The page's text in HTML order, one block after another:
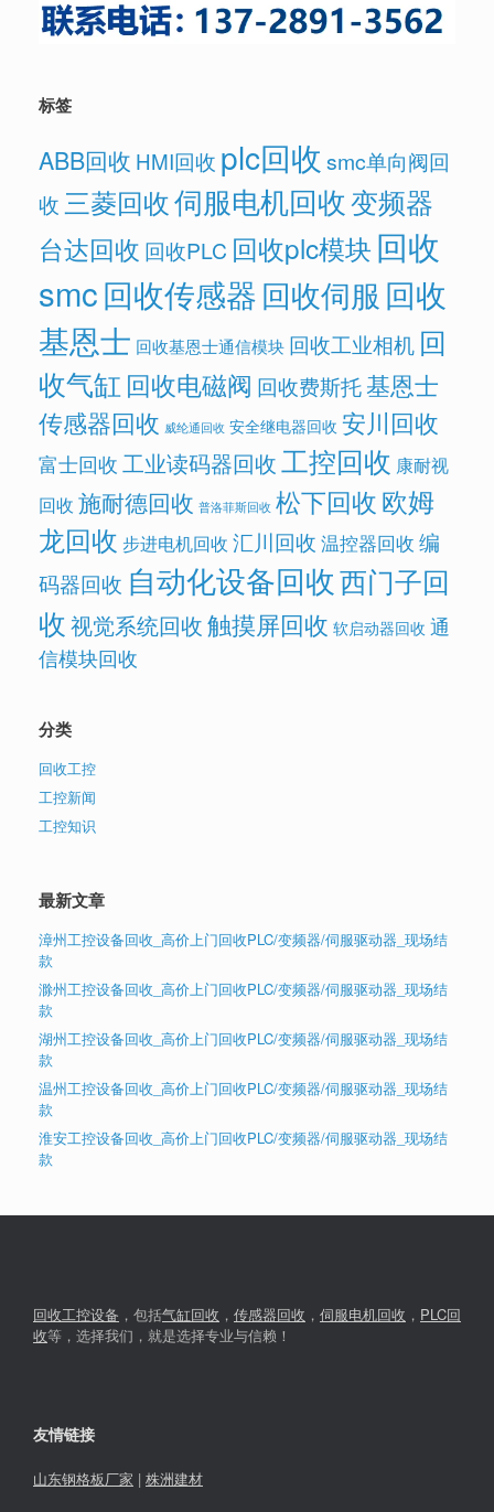
标签
ABB回收 HMI回收 plc回收 smc单向阀回
收三菱回收伺服电机回收变频器
台达回收 回收PLC 回收plc模块 回收
smc回收传感器回收伺服 回收
基恩士 回收基恩士通信模块 回收工业相机 回
收气缸 回收电磁阀 回收费斯托基恩士
传感器回收 威纶通回收 安全继电器回收 安川回收
富士回收工业读码器回收工控回收 康耐视
回收 施耐德回收 普洛菲斯回收 松下回收欧姆
龙回收 步进电机回收 汇川回收 温控器回收 编
码器回收 自动化设备回收西门子回
收视觉系统回收触摸屏回收 软启动器回收 通
信模块回收
分类
回收工控
工控新闻
工控知识
最新文章
漳州工控设备回收_高价上门回收PLC/变频器/伺服驱动器_现场结
款
滁州工控设备回收_高价上门回收PLC/变频器/伺服驱动器_现场结
款
湖州工控设备回收_高价上门回收PLC/变频器/伺服驱动器_现场结
款
温州工控设备回收_高价上门回收PLC/变频器/伺服驱动器_现场结
款
淮安工控设备回收_高价上门回收PLC/变频器/伺服驱动器_现场结
款
回收工控设备 ，包括气缸回收 ， 传感器回收 ， 伺服电机回收 ， PLC回
收等，选择我们，就是选择专业与信赖！
友情链接
山东钢格板厂家 | 株洲建材